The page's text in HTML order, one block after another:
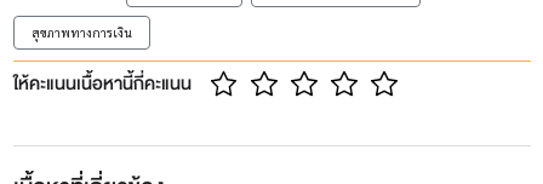
สุขภาพทางการเงิน
ให้คะแนนเนื้อหานี้กี่คะแนน